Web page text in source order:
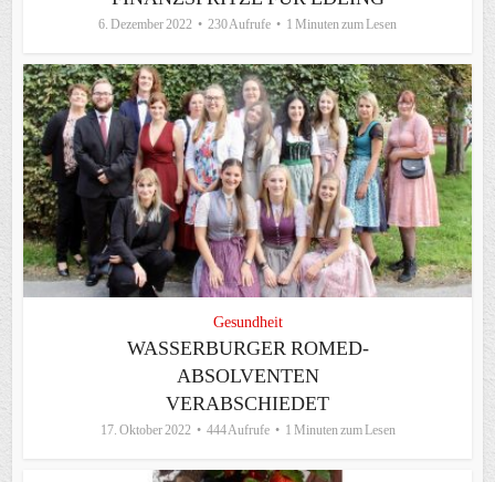
6. Dezember 2022 230 Aufrufe 1 Minuten zum Lesen
Gesundheit
WASSERBURGER ROMED-
ABSOLVENTEN
VERABSCHIEDET
17. Oktober 2022 444 Aufrufe 1 Minuten zum Lesen